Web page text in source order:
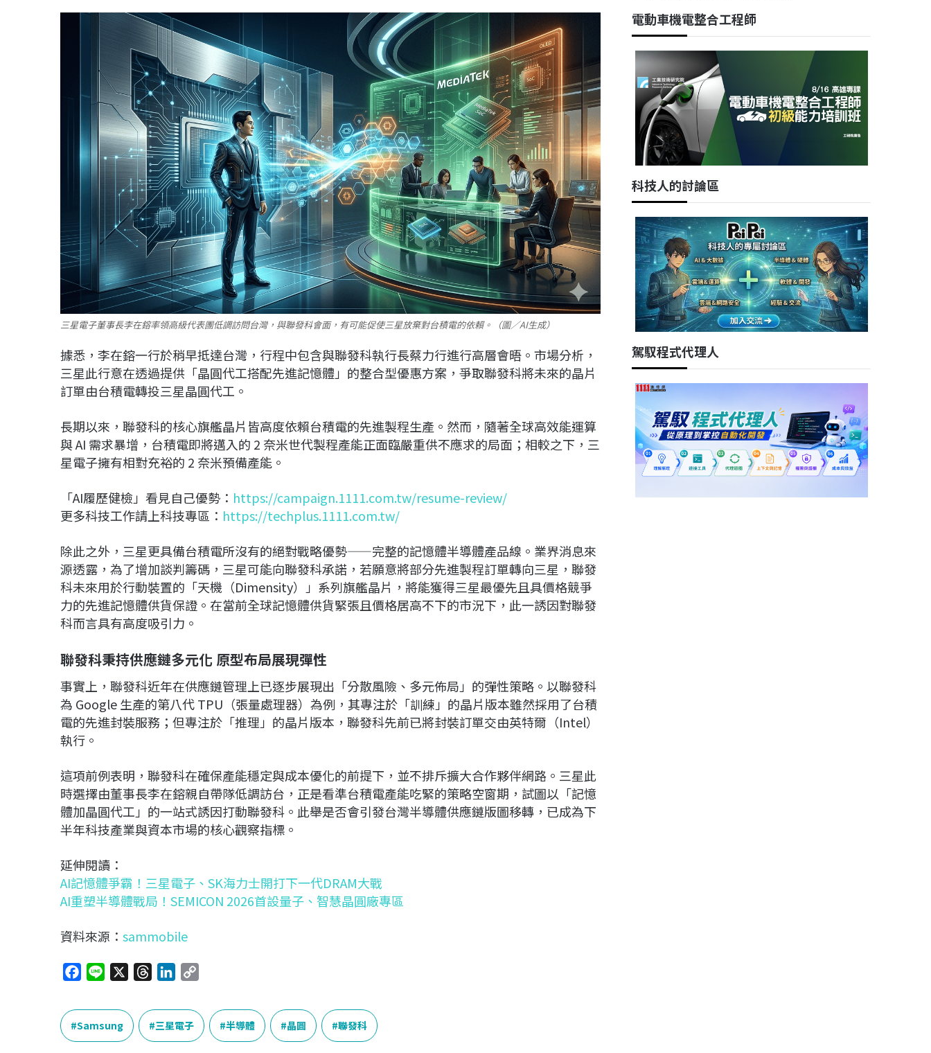
三星電子董事長李在鎔率領高級代表團低調訪問台灣，與聯發科會面，有可能促使三星放棄對台積電的依賴。（圖／AI生成）
據悉，李在鎔一行於稍早抵達台灣，行程中包含與聯發科執行長蔡力行進行高層會晤。市場分析，
三星此行意在透過提供「晶圓代工搭配先進記憶體」的整合型優惠方案，爭取聯發科將未來的晶片
訂單由台積電轉投三星晶圓代工。
長期以來，聯發科的核心旗艦晶片皆高度依賴台積電的先進製程生產。然而，隨著全球高效能運算
與 AI 需求暴增，台積電即將邁入的 2 奈米世代製程產能正面臨嚴重供不應求的局面；相較之下，三
星電子擁有相對充裕的 2 奈米預備產能。
「AI履歷健檢」看見自己優勢： https://campaign.1111.com.tw/resume-review/
更多科技工作請上科技專區： https://techplus.1111.com.tw/
除此之外，三星更具備台積電所沒有的絕對戰略優勢——完整的記憶體半導體產品線。業界消息來
源透露，為了增加談判籌碼，三星可能向聯發科承諾，若願意將部分先進製程訂單轉向三星，聯發
科未來用於行動裝置的「天機（Dimensity）」系列旗艦晶片，將能獲得三星最優先且具價格競爭
力的先進記憶體供貨保證。在當前全球記憶體供貨緊張且價格居高不下的市況下，此一誘因對聯發
科而言具有高度吸引力。
聯發科秉持供應鏈多元化 原型布局展現彈性
事實上，聯發科近年在供應鏈管理上已逐步展現出「分散風險、多元佈局」的彈性策略。以聯發科
為 Google 生產的第八代 TPU（張量處理器）為例，其專注於「訓練」的晶片版本雖然採用了台積
電的先進封裝服務；但專注於「推理」的晶片版本，聯發科先前已將封裝訂單交由英特爾（Intel）
執行。
這項前例表明，聯發科在確保產能穩定與成本優化的前提下，並不排斥擴大合作夥伴網路。三星此
時選擇由董事長李在鎔親自帶隊低調訪台，正是看準台積電產能吃緊的策略空窗期，試圖以「記憶
體加晶圓代工」的一站式誘因打動聯發科。此舉是否會引發台灣半導體供應鏈版圖移轉，已成為下
半年科技產業與資本市場的核心觀察指標。
延伸閱讀：
AI記憶體爭霸！三星電子、SK海力士開打下一代DRAM大戰
AI重塑半導體戰局！SEMICON 2026首設量子、智慧晶圓廠專區
資料來源： sammobile
c
e
b
n
e
r
e
a
n
k
e
y
Samsung 三星電子 半導體 晶圓 聯發科
電動車機電整合工程師
科技人的討論區
駕馭程式代理人